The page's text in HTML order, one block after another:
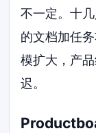
不一定。十
的文档加任
模扩大，产
迟。